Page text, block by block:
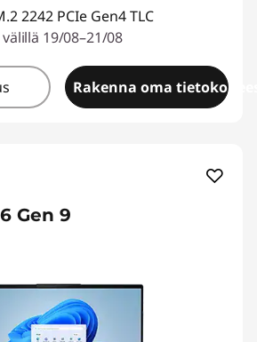
2242 PCIe Gen4 TLC
19/08–21/08
Rakenna oma
Gen 9